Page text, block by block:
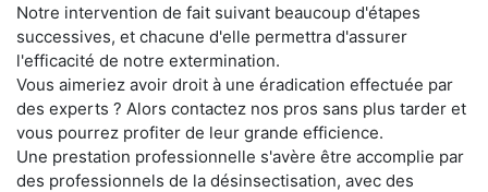
Notre intervention de fait suivant beaucoup d'étapes
successives, et chacune d'elle permettra d'assurer
l'efficacité de notre extermination.
Vous aimeriez avoir droit à une éradication effectuée par
des experts ? Alors contactez nos pros sans plus tarder et
vous pourrez profiter de leur grande efficience.
Une prestation professionnelle s'avère être accomplie par
des professionnels de la désinsectisation, avec des